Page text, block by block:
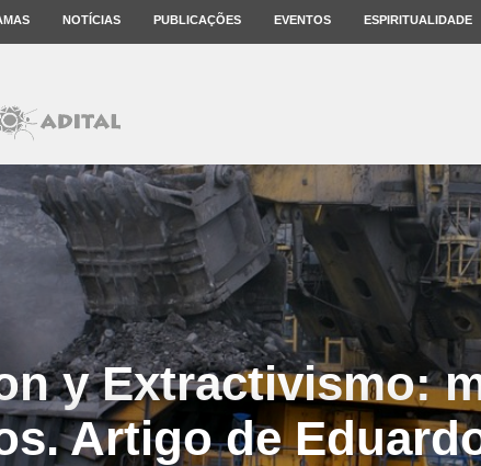
NOTÍCIAS PUBLICAÇÕES EVENTOS ESPIRITUALIDADE
y Extractivismo:
Artigo de